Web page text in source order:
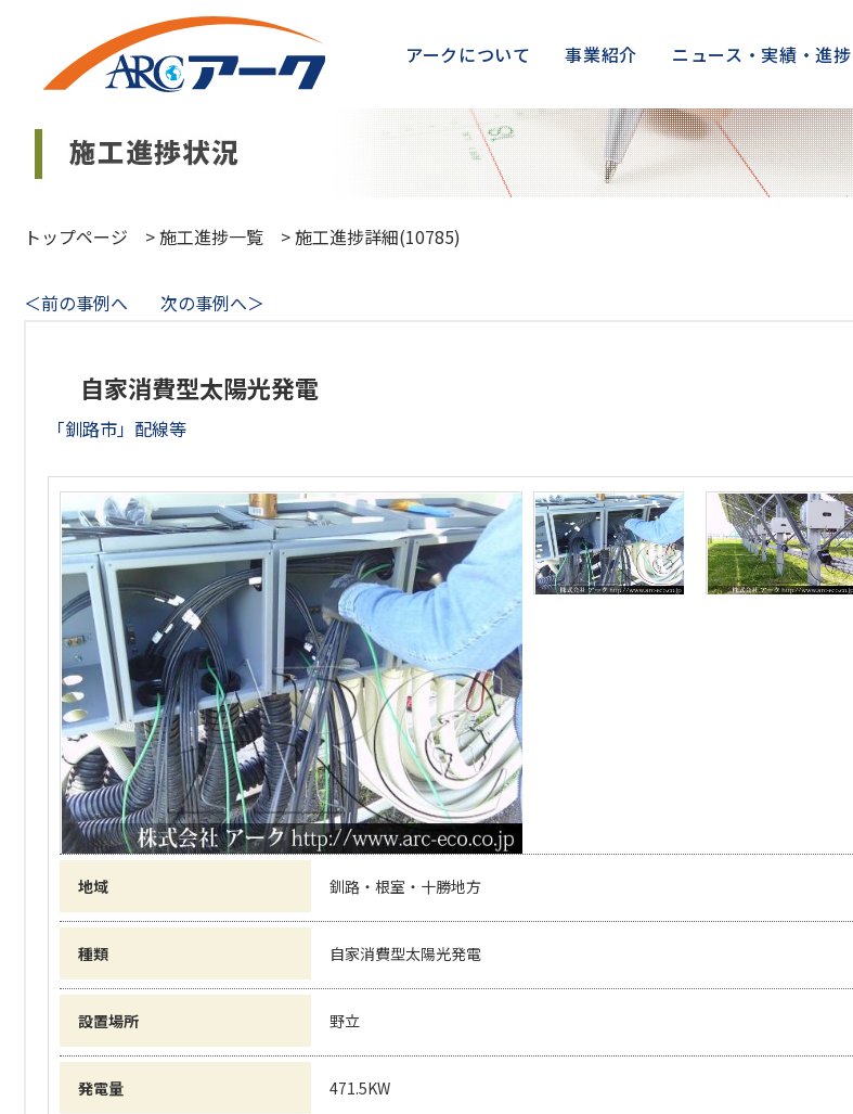
アークについて 事業紹介 ニュース・実績・進捗
トップページ >施工進捗一覧 >施工進捗詳細(10785)
＜前の事例へ
次の事例へ＞
自家消費型太陽光発電
「釧路市」配線等
地域 釧路・根室・十勝地方
種類 自家消費型太陽光発電
設置場所 野立
発電量 471.5KW